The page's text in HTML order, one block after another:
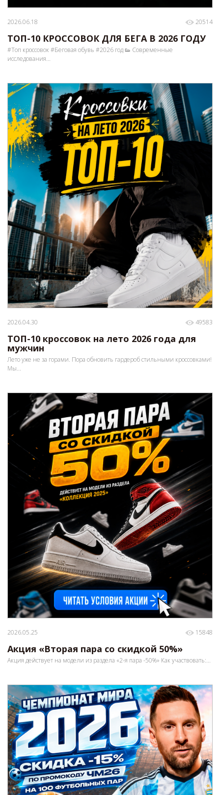
2026.06.18 20514
ТОП-10 КРОССОВОК ДЛЯ БЕГА В 2026 ГОДУ
#Топ кроссовок #Беговая обувь #2026 год 👟 Современные
исследования...
2026.04.30 49583
ТОП-10 кроссовок на лето 2026 года для
мужчин
Лето уже не за горами. Пора обновить гардероб стильными кроссовками!
Мы...
2026.05.25 15848
Акция «Вторая пара со скидкой 50%»
Акция действует на модели из раздела «2-я пара -50%» Как участвовать:...